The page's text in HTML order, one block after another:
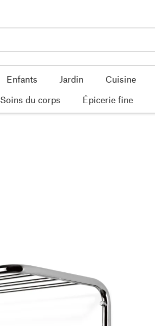
Enfants Jardin Cuisine
Soins du corps Épicerie fine